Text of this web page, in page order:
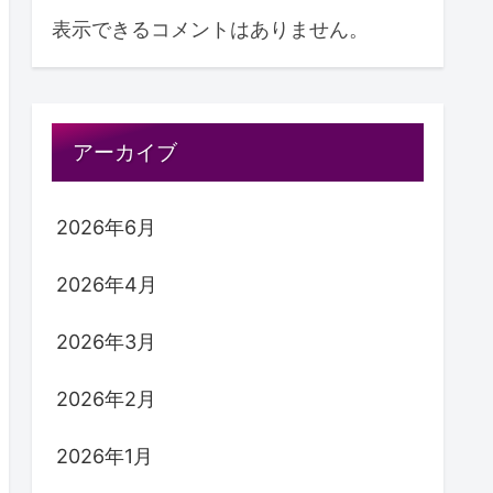
表示できるコメントはありません。
アーカイブ
2026年6月
2026年4月
2026年3月
2026年2月
2026年1月